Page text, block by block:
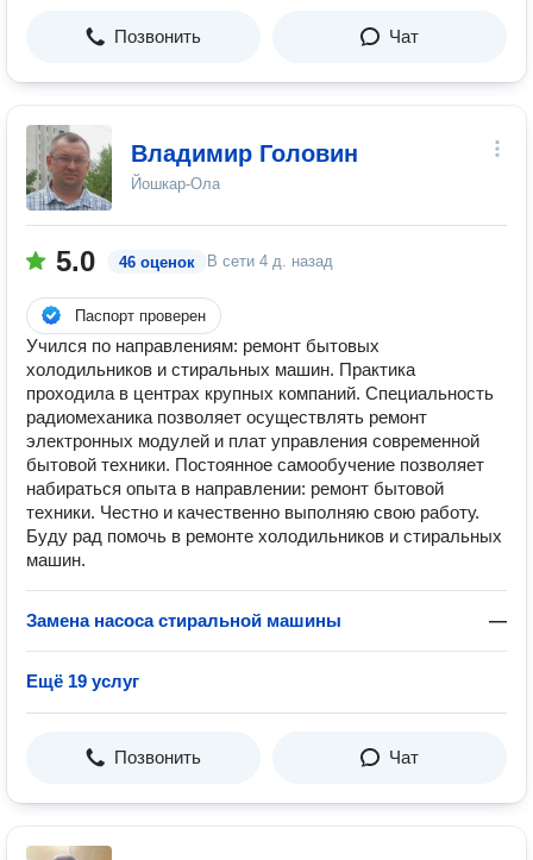
Позвонить Чат
Владимир Головин
Йошкар-Ола
5.0 46 оценок В сети 4 д. назад
Паспорт проверен
Учился по направлениям: ремонт бытовых
холодильников и стиральных машин. Практика
проходила в центрах крупных компаний. Специальность
радиомеханика позволяет осуществлять ремонт
электронных модулей и плат управления современной
бытовой техники. Постоянное самообучение позволяет
набираться опыта в направлении: ремонт бытовой
техники. Честно и качественно выполняю свою работу.
Буду рад помочь в ремонте холодильников и стиральных
машин.
Замена насоса стиральной машины —
Ещё 19 услуг
Позвонить Чат